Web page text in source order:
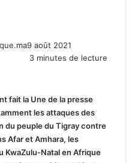
9 août 2021
3 minutes de lecture
fait la Une de la presse
les attaques des
du peuple du Tigray contre
Afar et Amhara, les
KwaZulu-Natal en Afrique